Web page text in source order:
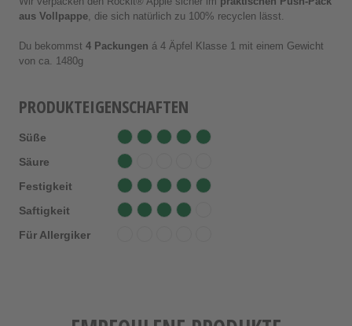
PRODUKTEIGENSCHAFTEN
Süße
Säure
Festigkeit
Saftigkeit
Für Allergiker
aus Vollpappe , die sich natürlich zu 100% recyclen lässt.
Du bekommst 4 Packungen á 4 Äpfel Klasse 1 mit einem Gewicht
von ca. 1480g